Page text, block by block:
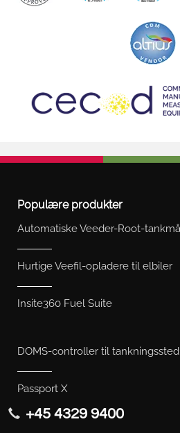
Populære produkter
Automatiske Veeder-Root-
Hurtige Veefil-opladere til elbiler
Insite360 Fuel Suite
DOMS-controller til tankningssted
Passport X
+45 4329 9400